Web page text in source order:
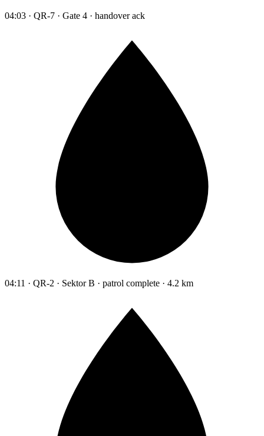
04:03 · QR-7 · Gate 4 · handover ack
04:11 · QR-2 · Sektor B · patrol complete · 4.2 km